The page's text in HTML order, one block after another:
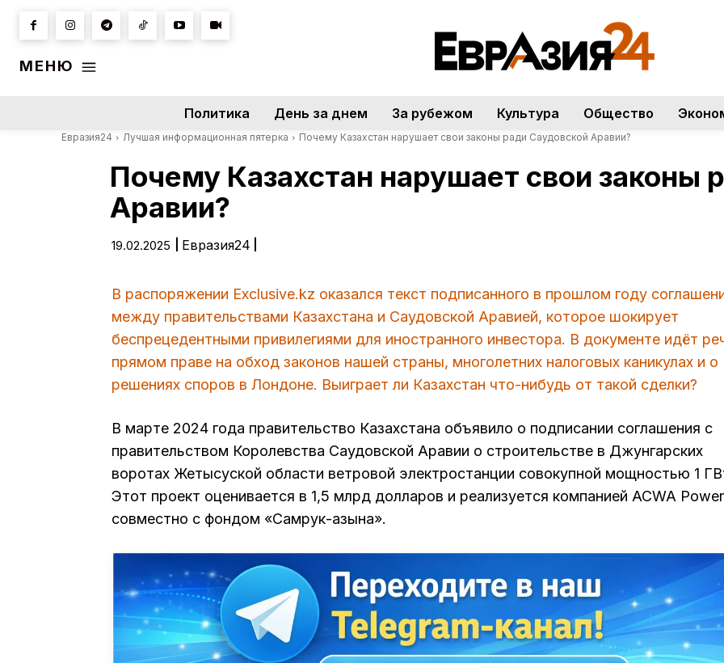
МЕНЮ
Политика День за днем За рубежом Культура Общество
Евразия24 Лучшая информационная пятерка Почему Казахстан нарушает свои законы ради Саудовской Аравии?
Почему Казахстан нарушает свои законы
Аравии?
19.02.2025 Евразия24
В распоряжении Exclusive.kz оказался текст подписанного в прошлом году
между правительствами Казахстана и Саудовской Аравией, которое шокирует
беспрецедентными привилегиями для иностранного инвестора. В документе идёт
прямом праве на обход законов нашей страны, многолетних налоговых каникулах и о
решениях споров в Лондоне. Выиграет ли Казахстан что-нибудь от такой сделки?
В марте 2024 года правительство Казахстана объявило о подписании соглашения с
правительством Королевства Саудовской Аравии о строительстве в Джунгарских
воротах Жетысуской области ветровой электростанции совокупной мощностью 1
Этот проект оценивается в 1,5 млрд долларов и реализуется компанией ACWA Power
совместно с фондом «Самрук-Қазына».